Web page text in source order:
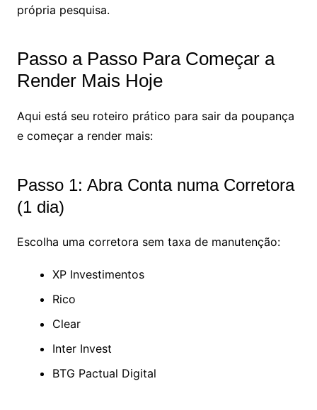
própria pesquisa.
Passo a Passo Para Começar a
Render Mais Hoje
Aqui está seu roteiro prático para sair da poupança
e começar a render mais:
Passo 1: Abra Conta numa Corretora
(1 dia)
Escolha uma corretora sem taxa de manutenção:
XP Investimentos
Rico
Clear
Inter Invest
BTG Pactual Digital